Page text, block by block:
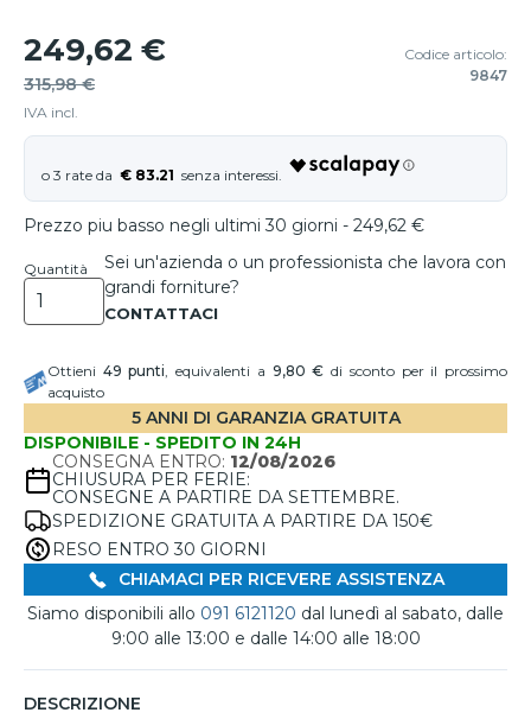
249,62 €
315,98 €
IVA incl.
Codice articolo:
9847
€ 83.21
Prezzo piu basso negli ultimi 30 giorni - 249,62 €
Quantità
Sei un'azienda o un professionista che lavora con
grandi forniture?
Ottieni 49 punti, equivalenti a 9,80 € di sconto per il prossimo
acquisto
5 ANNI DI GARANZIA GRATUITA
DISPONIBILE - SPEDITO IN 24H
CONSEGNA ENTRO: 12/08/2026
CHIUSURA PER FERIE:
CONSEGNE A PARTIRE DA SETTEMBRE.
SPEDIZIONE GRATUITA A PARTIRE DA 150€
RESO ENTRO 30 GIORNI
CHIAMACI PER RICEVERE ASSISTENZA
Siamo disponibili allo 091 6121120 dal lunedì al sabato, dalle
9:00 alle 13:00 e dalle 14:00 alle 18:00
DESCRIZIONE